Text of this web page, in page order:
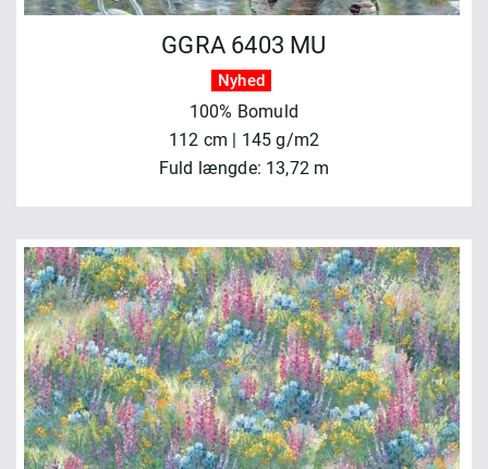
GGRA 6403 MU
Nyhed
100% Bomuld
112 cm | 145 g/m2
Fuld længde: 13,72 m